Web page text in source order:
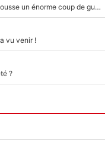
Victime de racisme contre Murray, Kyrgios pousse un énorme coup de gueule !
vu venir !
?